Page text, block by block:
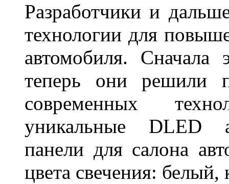
Разработчики и
технологии для
автомобиля.
теперь они решили
современных
уникальные DLED
панели для салона
цвета свечения: